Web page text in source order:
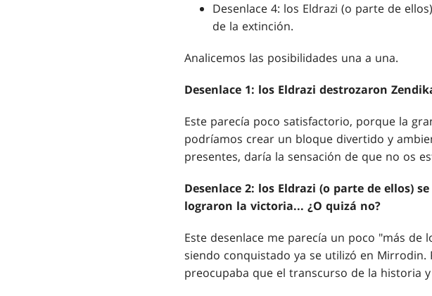
Desenlace 4: los Eldrazi (o parte de
de la extinción.
Analicemos las posibilidades una a una.
Desenlace 1: los Eldrazi destrozaron
Este parecía poco satisfactorio, porque la
podríamos crear un bloque divertido y
presentes, daría la sensación de que no os
Desenlace 2: los Eldrazi (o parte de ellos)
lograron la victoria... ¿O quizá no?
Este desenlace me parecía un poco "más
siendo conquistado ya se utilizó en
preocupaba que el transcurso de la historia